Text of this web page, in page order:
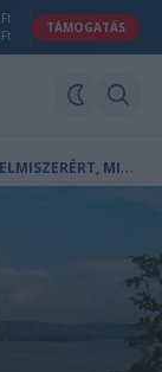
TÁMOGATÁS
S
ZINTE UGYAN ANNYIT FIZETÜNK AZ ÉLELMISZERÉRT, MINT BÁRHOL AZ EU-BAN, A FIZETÉSEK VISZONT AZ ÁTLAG FELÉT SEM ÉRIK EL